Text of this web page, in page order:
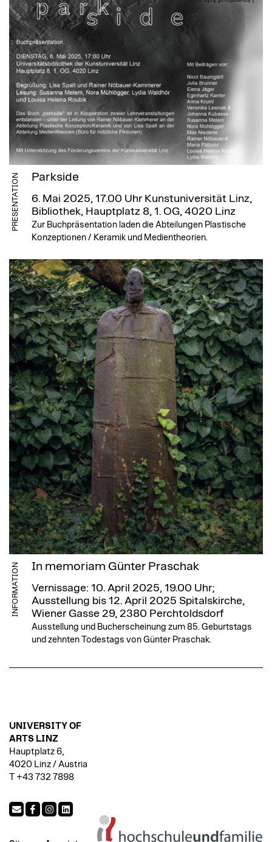
PRESENTATION Parkside
6. Mai 2025, 17.00 Uhr Kunstuniversität Linz,
Bibliothek, Hauptplatz 8, 1. OG, 4020 Linz
Zur Buchpräsentation laden die Abteilungen Plastische
Konzeptionen / Keramik und Medientheorien.
INFORMATION In memoriam Günter Praschak
Vernissage: 10. April 2025, 19.00 Uhr;
Ausstellung bis 12. April 2025 Spitalskirche,
Wiener Gasse 29, 2380 Perchtoldsdorf
Ausstellung und Bucherscheinung zum 85. Geburtstags
und zehnten Todestags von Günter Praschak.
UNIVERSITY OF
ARTS LINZ
Hauptplatz 6,
4020 Linz / Austria
T +43 732 7898